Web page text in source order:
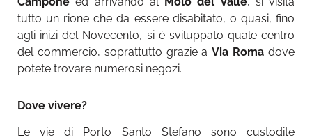
tutto un rione che da essere disabitato, o quasi, fino
agli inizi del Novecento, si è sviluppato quale centro
del commercio, soprattutto grazie aVia Roma dove
potete trovare numerosi negozi.
Dove vivere?
Le vie di Porto Santo Stefano sono custodite